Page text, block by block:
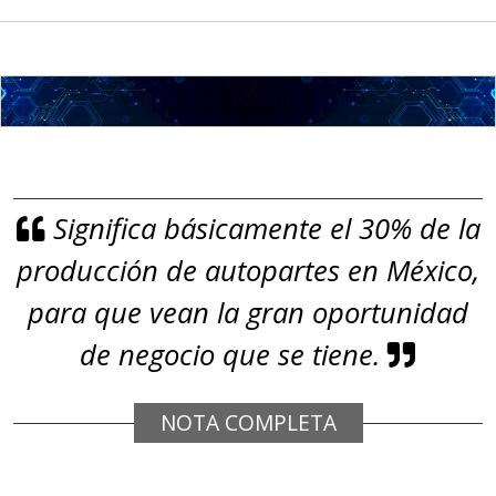
Empresa en Jalisco
GRAFITO LAMINADO EN
ROLLO
Especificaciones:
Requisitos: Garantizar composición
química y origen adecuados
(especialmente para grafito) y
gestión ambiental.
Significa básicamente el 30% de la
producción de autopartes en México,
para que vean la gran oportunidad
de negocio que se tiene.
NOTA COMPLETA